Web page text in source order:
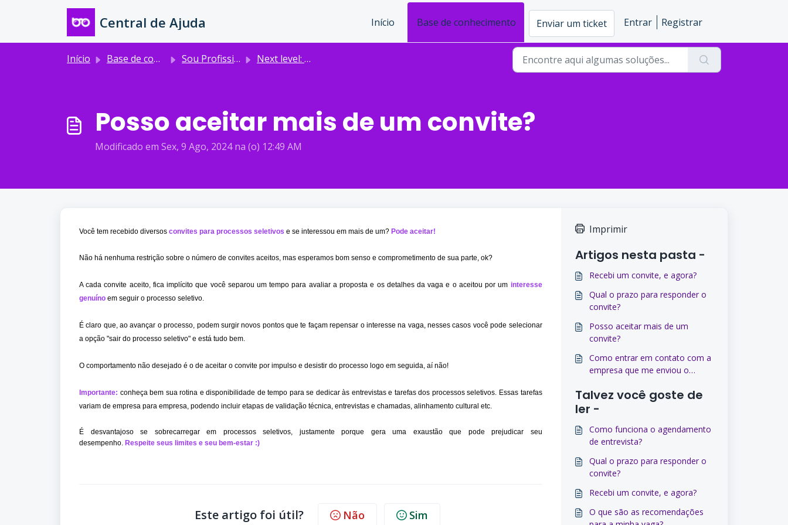
Ir para o conteúdo principal
Central de Ajuda Início Base de conhecimento Enviar um ticket Entrar Registrar
Início Base de conhecimento Sou Profissional de Tecnologia Next level: Processos seletivos
Posso aceitar mais de um convite?
Modificado em Sex, 9 Ago, 2024 na (o) 12:49 AM
Você tem recebido diversos convites para processos seletivos e se interessou em mais de um? Pode aceitar!
Não há nenhuma restrição sobre o número de convites aceitos, mas esperamos bom senso e comprometimento de sua parte, ok?
A cada convite aceito, fica implícito que você separou um tempo para avaliar a proposta e os detalhes da vaga e o aceitou por um interesse
genuíno em seguir o processo seletivo.
É claro que, ao avançar o processo, podem surgir novos pontos que te façam repensar o interesse na vaga, nesses casos você pode selecionar
a opção "sair do processo seletivo" e está tudo bem.
O comportamento não desejado é o de aceitar o convite por impulso e desistir do processo logo em seguida, aí não!
Importante: conheça bem sua rotina e disponibilidade de tempo para se dedicar às entrevistas e tarefas dos processos seletivos. Essas tarefas
variam de empresa para empresa, podendo incluir etapas de validação técnica, entrevistas e chamadas, alinhamento cultural etc.
É desvantajoso se sobrecarregar em processos seletivos, justamente porque gera uma exaustão que pode prejudicar seu
desempenho. Respeite seus limites e seu bem-estar :)
Este artigo foi útil? Não Sim
Imprimir
Artigos nesta pasta -
Recebi um convite, e agora?
Qual o prazo para responder o
convite?
Posso aceitar mais de um
convite?
Como entrar em contato com a
empresa que me enviou o
Talvez você goste de
ler -
Como funciona o agendamento
de entrevista?
Qual o prazo para responder o
convite?
Recebi um convite, e agora?
O que são as recomendações